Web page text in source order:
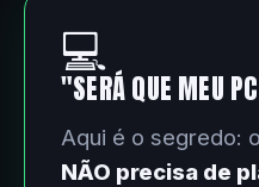
💻
"SERÁ QUE MEU
Aqui é o segredo:
NÃO precisa de